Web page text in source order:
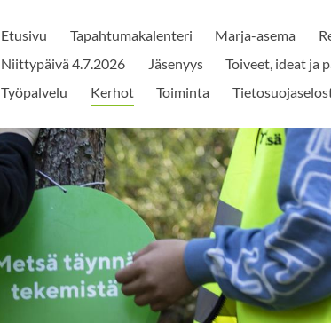
Etusivu Tapahtumakalenteri Marja-asema
Niittypäivä 4.7.2026
Jäsenyys Toiveet, ideat ja
Työpalvelu
Kerhot Toiminta